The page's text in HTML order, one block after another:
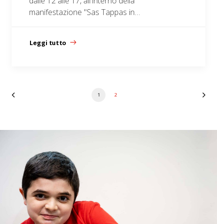
manifestazione "Sas Tappas in…
Leggi tutto
1 2